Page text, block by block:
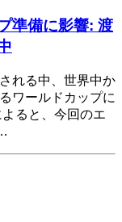
準備に影響: 渡
れる中、世界中か
ワールドカップに
ると、今回のエ